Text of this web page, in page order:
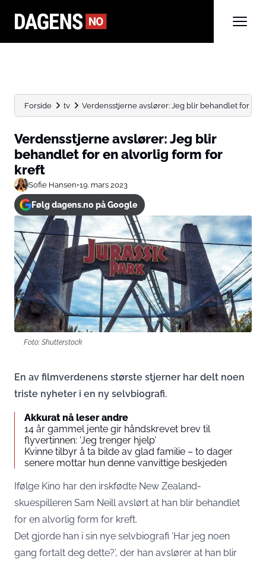
Forside tv Verdensstjerne avslører: Jeg blir behandlet for en
Verdensstjerne avslører: Jeg blir
behandlet for en alvorlig form for
kreft
Sofie Hansen•19. mars 2023
Følg dagens.no på Google
Foto: Shutterstock
En av filmverdenens største stjerner har delt noen
triste nyheter i en ny selvbiografi.
Akkurat nå leser andre
14 år gammel jente gir håndskrevet brev til
flyvertinnen: ‘Jeg trenger hjelp’
Kvinne tilbyr å ta bilde av glad familie – to dager
senere mottar hun denne vanvittige beskjeden
Ifølge Kino har den irskfødte New Zealand-
skuespilleren Sam Neill avslørt at han blir behandlet
for en alvorlig form for kreft.
Det gjorde han i sin nye selvbiografi ‘Har jeg noen
gang fortalt deg dette?’, der han avslører at han blir